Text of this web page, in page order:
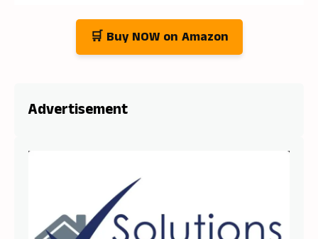
🛒 Buy NOW on Amazon
Advertisement